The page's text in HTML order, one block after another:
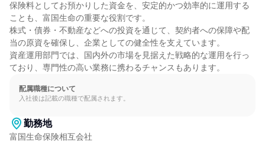
保険料としてお預かりした資金を、安定的かつ効率的に運用する
ことも、富国生命の重要な役割です。
株式・債券・不動産などへの投資を通じて、契約者への保障や配
当の原資を確保し、企業としての健全性を支えています。
資産運用部門では、国内外の市場を見据えた戦略的な運用を行っ
ており、専門性の高い業務に携わるチャンスもあります。
配属職種について
入社後は記載の職種で配属されます。
勤務地
富国生命保険相互会社